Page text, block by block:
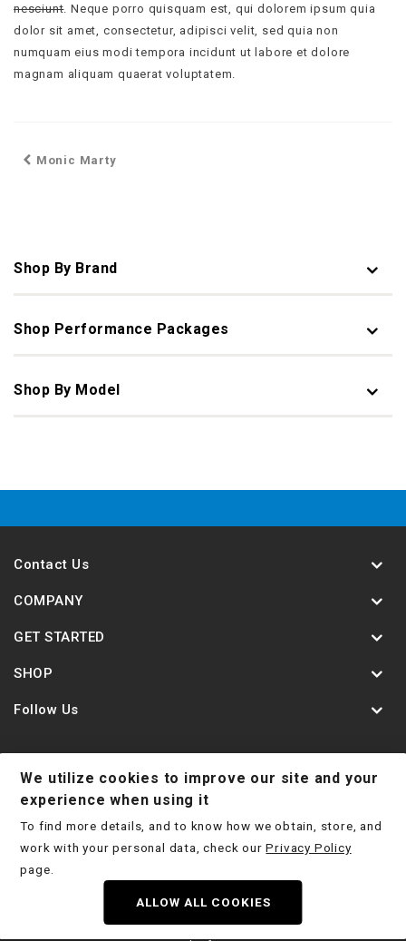
nesciunt. Neque porro quisquam est, qui dolorem ipsum quia
dolor sit amet, consectetur, adipisci velit, sed quia non
numquam eius modi tempora incidunt ut labore et dolore
magnam aliquam quaerat voluptatem.
Monic Marty
Shop By Brand
Shop Performance Packages
Shop By Model
Contact Us
COMPANY
GET STARTED
SHOP
Follow Us
Contact Us Jobs
Return Policy Terms & Conditions Privacy Policy
Disclaimer
Copyright © 2026 Deep Stage Tuning LTD 2025|Do Not Sell My
We utilize cookies to improve our site and your
experience when using it
To find more details, and to know how we obtain, store, and
work with your personal data, check ourPrivacy Policy
page.
ALLOW ALL COOKIES